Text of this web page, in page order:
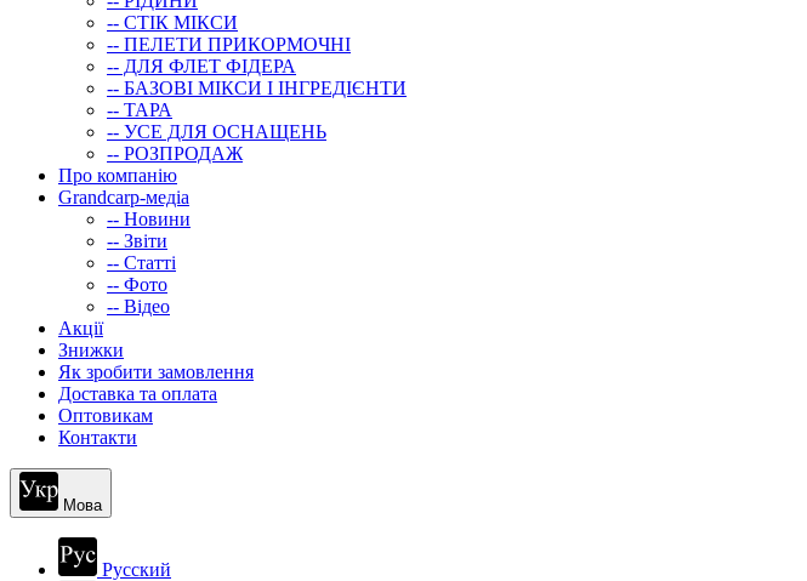
-- СТIК МIКСИ
-- ПЕЛЕТИ ПРИКОРМОЧНІ
-- ДЛЯ ФЛЕТ ФІДЕРА
-- БАЗОВІ МІКСИ І ІНГРЕДІЄНТИ
-- ТАРА
-- УСЕ ДЛЯ ОСНАЩЕНЬ
-- РОЗПРОДАЖ
Про компанію
Grandcarp-медіа
-- Новини
-- Звіти
-- Статті
-- Фото
-- Відео
Акції
Знижки
Як зробити замовлення
Доставка та оплата
Оптовикам
Контакти
Мова
Русский